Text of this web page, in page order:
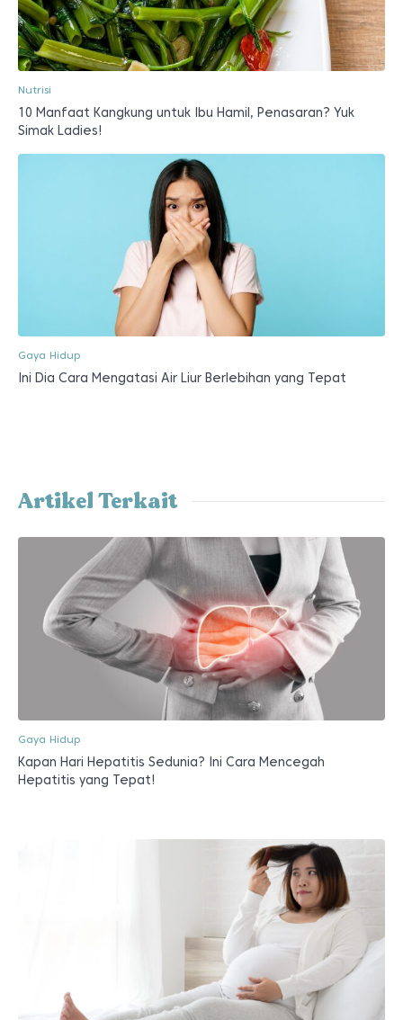
Nutrisi
10 Manfaat Kangkung untuk Ibu Hamil, Penasaran? Yuk
Simak Ladies!
Gaya Hidup
Ini Dia Cara Mengatasi Air Liur Berlebihan yang Tepat
Artikel Terkait
Gaya Hidup
Kapan Hari Hepatitis Sedunia? Ini Cara Mencegah
Hepatitis yang Tepat!